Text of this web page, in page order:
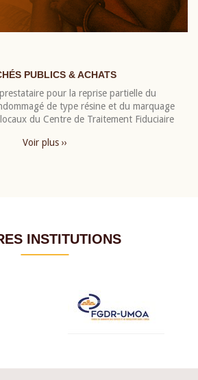
PUBLICS & ACHATS
pour la reprise partielle du
de type résine et du marquage
du Centre de Traitement Fiduciaire
Voir plus ››
INSTITUTIONS